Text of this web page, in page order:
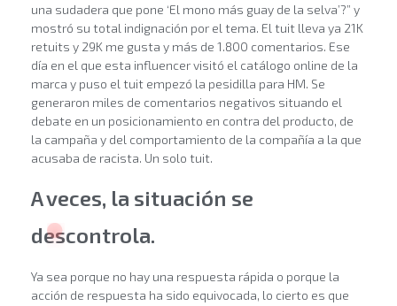
una sudadera que pone ‘El mono más guay de la selva’?” y
mostró su total indignación por el tema. El tuit lleva ya 21K
retuits y 29K me gusta y más de 1.800 comentarios. Ese
día en el que esta influencer visitó el catálogo online de la
marca y puso el tuit empezó la pesidilla para HM. Se
generaron miles de comentarios negativos situando el
debate en un posicionamiento en contra del producto, de
la campaña y del comportamiento de la compañía a la que
acusaba de racista. Un solo tuit.
A veces, la situación se
descontrola.
Ya sea porque no hay una respuesta rápida o porque la
acción de respuesta ha sido equivocada, lo cierto es que